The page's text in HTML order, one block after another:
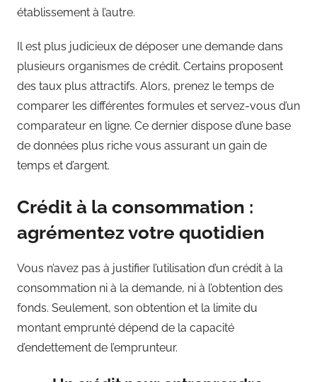
établissement à l’autre.
Il est plus judicieux de déposer une demande dans
plusieurs organismes de crédit. Certains proposent
des taux plus attractifs. Alors, prenez le temps de
comparer les différentes formules et servez-vous d’un
comparateur en ligne. Ce dernier dispose d’une base
de données plus riche vous assurant un gain de
temps et d’argent.
Crédit à la consommation :
agrémentez votre quotidien
Vous n’avez pas à justifier l’utilisation d’un crédit à la
consommation ni à la demande, ni à l’obtention des
fonds. Seulement, son obtention et la limite du
montant emprunté dépend de la capacité
d’endettement de l’emprunteur.